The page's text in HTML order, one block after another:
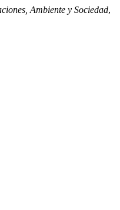
Ambiente y Sociedad,